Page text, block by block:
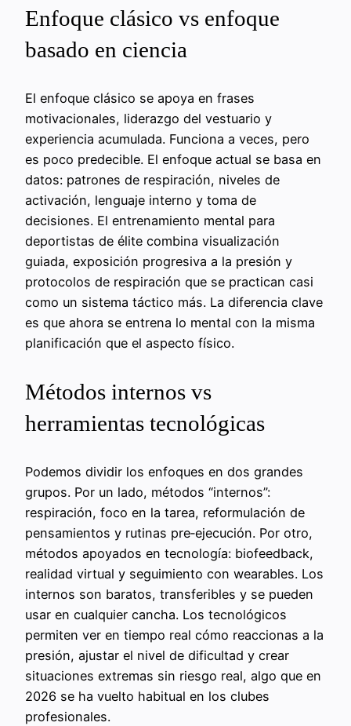
Enfoque clásico vs enfoque
basado en ciencia
El enfoque clásico se apoya en frases
motivacionales, liderazgo del vestuario y
experiencia acumulada. Funciona a veces, pero
es poco predecible. El enfoque actual se basa en
datos: patrones de respiración, niveles de
activación, lenguaje interno y toma de
decisiones. El entrenamiento mental para
deportistas de élite combina visualización
guiada, exposición progresiva a la presión y
protocolos de respiración que se practican casi
como un sistema táctico más. La diferencia clave
es que ahora se entrena lo mental con la misma
planificación que el aspecto físico.
Métodos internos vs
herramientas tecnológicas
Podemos dividir los enfoques en dos grandes
grupos. Por un lado, métodos “internos”:
respiración, foco en la tarea, reformulación de
pensamientos y rutinas pre‑ejecución. Por otro,
métodos apoyados en tecnología: biofeedback,
realidad virtual y seguimiento con wearables. Los
internos son baratos, transferibles y se pueden
usar en cualquier cancha. Los tecnológicos
permiten ver en tiempo real cómo reaccionas a la
presión, ajustar el nivel de dificultad y crear
situaciones extremas sin riesgo real, algo que en
2026 se ha vuelto habitual en los clubes
profesionales.